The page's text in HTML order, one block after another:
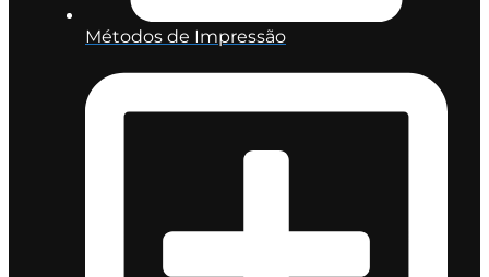
Métodos de Impressão